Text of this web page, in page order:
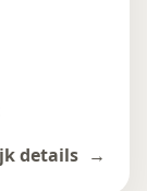
details